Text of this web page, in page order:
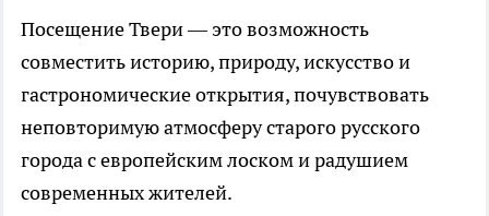
Посещение Твери — это возможность
совместить историю, природу, искусство и
гастрономические открытия, почувствовать
неповторимую атмосферу старого русского
города с европейским лоском и радушием
современных жителей.